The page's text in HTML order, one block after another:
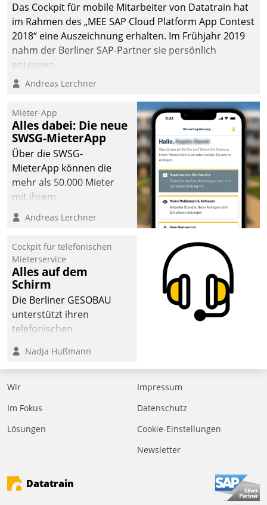
Das Cockpit für mobile Mitarbeiter von Datatrain hat
im Rahmen des „MEE SAP Cloud Platform App Contest
2018“ eine Auszeichnung erhalten. Im Frühjahr 2019
nahm der Berliner SAP-Partner sie persönlich
entgegen.
Andreas Lerchner
Mieter-App
Alles dabei: Die neue
SWSG-MieterApp
Über die SWSG-
MieterApp können die
mehr als 50.000 Mieter
mit ihrem
Wohnungsunternehmen
kommunizieren, auf dem
einsehen und ändern
oder
Schadensmeldungen
abgeben – rund um die
Uhr.
Andreas Lerchner
Cockpit für telefonischen
Mieterservice
Alles auf dem
Schirm
Die Berliner GESOBAU
unterstützt ihren
telefonischen
digitalen Cockpit, das
situationsbezogen
passende Fragen und
Eine intuitive
Dialogführung ermöglicht
effizienter zu bearbeiten.
Nadja Hußmann
Wir
Im Fokus
Lösungen
Impressum
Datenschutz
Cookie-Einstellungen
Newsletter
Datatrain